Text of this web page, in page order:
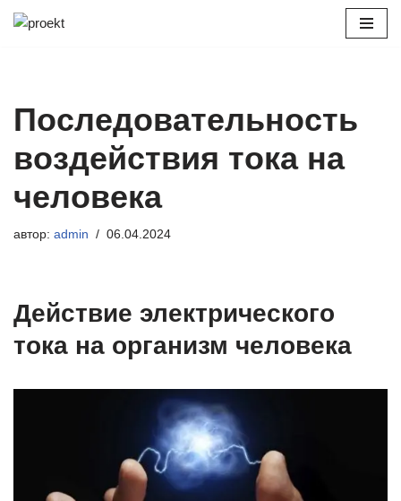
Последовательность
воздействия тока на
человека
автор: admin 06.04.2024
Действие электрического
тока на организм человека